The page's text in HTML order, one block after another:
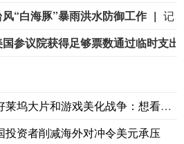
“白海豚”暴雨洪水防御工作
记者8日从水利部获悉，水利部7日下午举行专题会商，分析研判今年第13号台风“白海豚”发展态势及影响，系统安排部署台风暴雨洪水防御工作。记者了解到，台风“白海豚”具有登陆强度大、携带水汽足、影响范围广、持续时间长等突出特点。受其影响，预报8月8日至
片和游戏美化战争：想看我再干一次吗
投资者削减海外对冲令美元承压